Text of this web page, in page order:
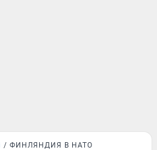
ФИНЛЯНДИЯ В НАТО